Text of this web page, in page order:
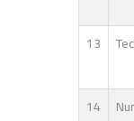
13
14